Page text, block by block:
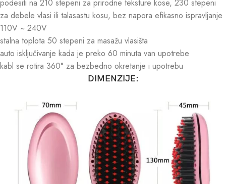
podesiti na 210 stepeni za prirodne teksture kose, 230 stepeni
za debele vlasi ili talasastu kosu, bez napora efikasno ispravljanje
110V ~ 240V
stalna toplota 50 stepeni za masažu vlasišta
auto isključivanje kada je preko 60 minuta van upotrebe
kabl se rotira 360° za bezbedno okretanje i upotrebu
DIMENZIJE: